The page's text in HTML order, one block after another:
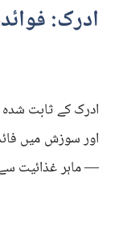
ادرک:
اور سوزش میں
— ماہر غذائیت